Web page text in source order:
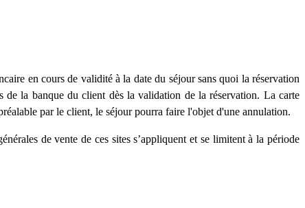
en cours de validité à la date du séjour sans quoi la réservation
de la banque du client dès la validation de la réservation. La carte
par le client, le séjour pourra faire l'objet d'une annulation.
de vente de ces sites s’appliquent et se limitent à la période